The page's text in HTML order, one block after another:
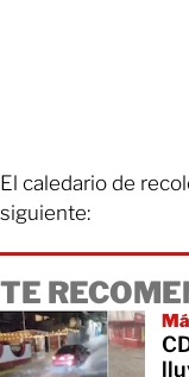
El caledario de
siguiente:
TE